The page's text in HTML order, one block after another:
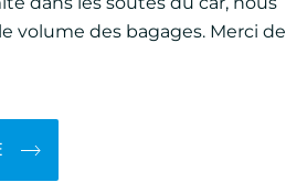
volume des bagages. Merci de